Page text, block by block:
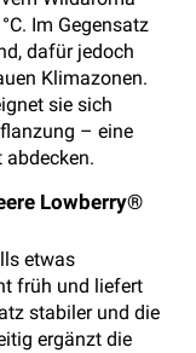
Im Gegensatz
dafür jedoch
Klimazonen.
sie sich
– eine
abdecken.
Lowberry®
etwas
früh und liefert
stabiler und die
ergänzt die